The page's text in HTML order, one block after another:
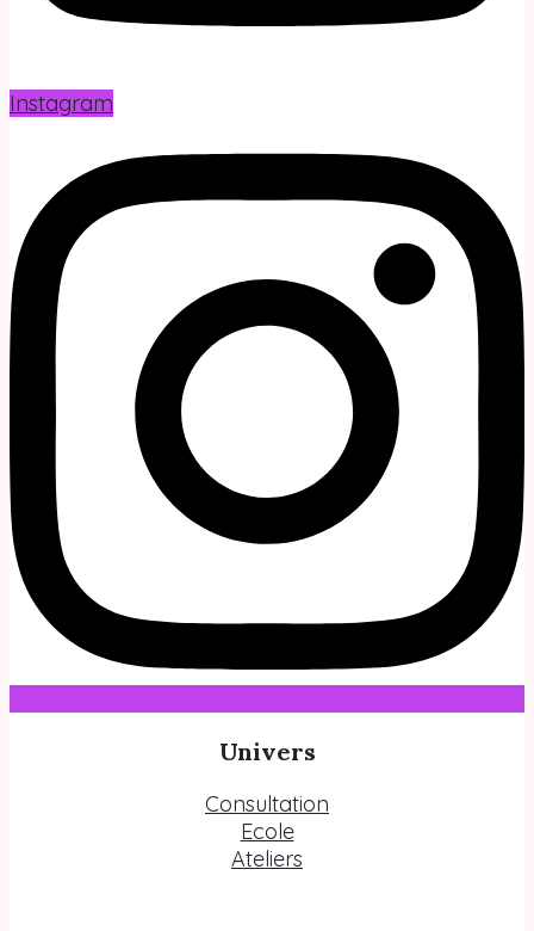
Instagram
Univers
Consultation
Ecole
Ateliers